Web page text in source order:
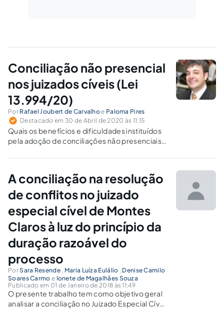
Conciliação não presencial
nos juizados cíveis (Lei
13.994/20)
Por Rafael Joubert de Carvalhoe Paloma Pires
Destacado em 30 de Abril de 2020 às 11:15
Quais os benefícios e dificuldades instituídos
pela adoção de conciliações não presenciais?
inclusão digital e dos recursos de mídia? Como
jurídicas e tecnológicas?
A conciliação na resolução
de conflitos no juizado
especial cível de Montes
Claros à luz do princípio da
duração razoável do
processo
PorSara Resende , Maria Luíza Eulálio , Denise Camilo
Soares Carmo e Ionete de Magalhães Souza
Publicado em 01 de Janeiro de 2018 às 11:49
O presente trabalho tem como objetivo geral
analisar a conciliação no Juizado Especial Cível